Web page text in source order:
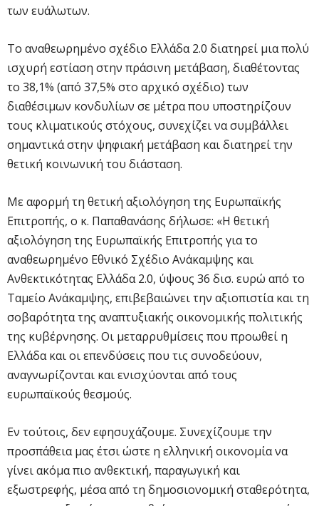
των ευάλωτων.
Το αναθεωρημένο σχέδιο Ελλάδα 2.0 διατηρεί μια πολύ
ισχυρή εστίαση στην πράσινη μετάβαση, διαθέτοντας
το 38,1% (από 37,5% στο αρχικό σχέδιο) των
διαθέσιμων κονδυλίων σε μέτρα που υποστηρίζουν
τους κλιματικούς στόχους, συνεχίζει να συμβάλλει
σημαντικά στην ψηφιακή μετάβαση και διατηρεί την
θετική κοινωνική του διάσταση.
Με αφορμή τη θετική αξιολόγηση της Ευρωπαϊκής
Επιτροπής, ο κ. Παπαθανάσης δήλωσε: «Η θετική
αξιολόγηση της Ευρωπαϊκής Επιτροπής για το
αναθεωρημένο Εθνικό Σχέδιο Ανάκαμψης και
Ανθεκτικότητας Ελλάδα 2.0, ύψους 36 δισ. ευρώ από το
Ταμείο Ανάκαμψης, επιβεβαιώνει την αξιοπιστία και τη
σοβαρότητα της αναπτυξιακής οικονομικής πολιτικής
της κυβέρνησης. Οι μεταρρυθμίσεις που προωθεί η
Ελλάδα και οι επενδύσεις που τις συνοδεύουν,
αναγνωρίζονται και ενισχύονται από τους
ευρωπαϊκούς θεσμούς.
Εν τούτοις, δεν εφησυχάζουμε. Συνεχίζουμε την
προσπάθεια μας έτσι ώστε η ελληνική οικονομία να
γίνει ακόμα πιο ανθεκτική, παραγωγική και
εξωστρεφής, μέσα από τη δημοσιονομική σταθερότητα,